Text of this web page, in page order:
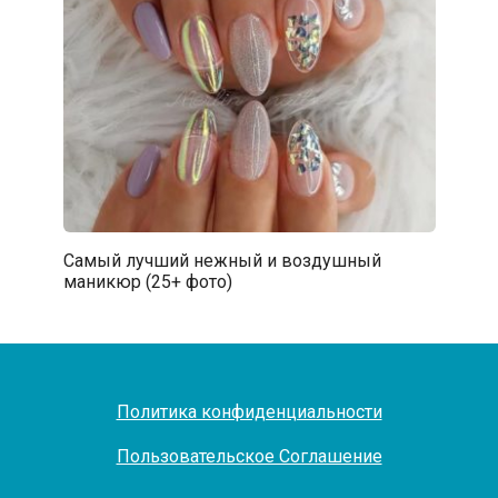
Самый лучший нежный и воздушный
маникюр (25+ фото)
Политика конфиденциальности
Пользовательское Соглашение